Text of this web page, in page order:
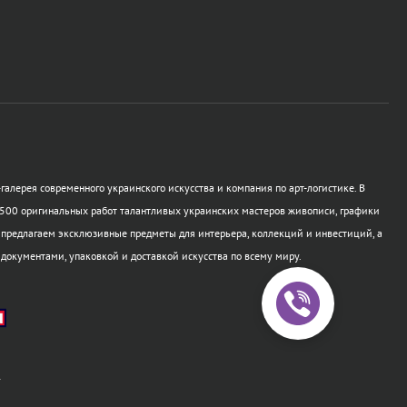
современного украинского искусства и компания по арт-логистике. В
оригинальных работ талантливых украинских мастеров живописи, графики
эксклюзивные предметы для интерьера, коллекций и инвестиций, а
упаковкой и доставкой искусства по всему миру.